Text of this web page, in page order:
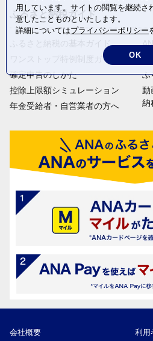
ふるさと納税ガイド
ふるさと納税の基本ガイド
ワンストップ特例制度ガイド
確定申告のしかた
控除上限額シミュレーション
年金受給者・自営業者の方へ
ふ
動
納
会社概要 利用
用しています。サイトの閲覧を継続さ
意したことものといたします。
詳細についてはプライバシーポリシー
OK